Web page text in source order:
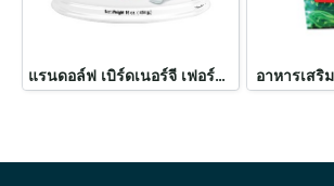
แรนดอล์ฟ เบิร์ดเนอร์จี เฟอร์ทิลิตี้ อาหารเสริ